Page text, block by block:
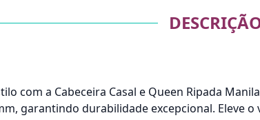
com a Cabeceira Casal e Queen Ripada
garantindo durabilidade excepcional. Eleve